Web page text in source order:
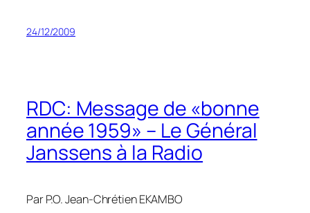
24/12/2009
RDC: Message de «bonne
année 1959» – Le Général
Janssens à la Radio
Par P.O. Jean-Chrétien EKAMBO